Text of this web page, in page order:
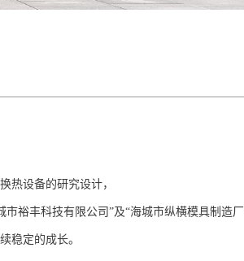
热设备的研究设计，
裕丰科技有限公司”及“海城市纵横模具制造厂
稳定的成长。